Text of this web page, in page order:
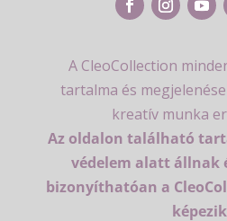
A CleoCollection
tartalma és
kreatív munka
Az oldalon található
védelem alatt állnak
bizonyíthatóan a